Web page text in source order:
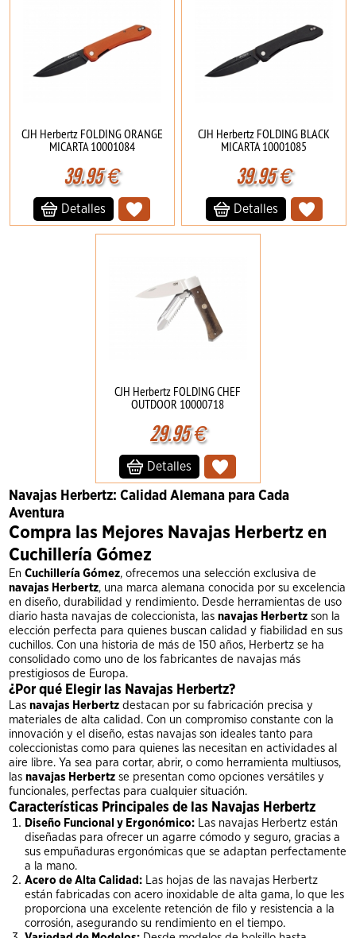
CJH Herbertz FOLDING ORANGE
MICARTA 10001084
39.95€
Detalles
CJH Herbertz FOLDING BLACK
MICARTA 10001085
39.95€
Detalles
CJH Herbertz FOLDING CHEF
OUTDOOR 10000718
29.95€
Detalles
Navajas Herbertz: Calidad Alemana para Cada
Aventura
Compra las Mejores Navajas Herbertz en
Cuchillería Gómez
EnCuchillería Gómez, ofrecemos una selección exclusiva de
navajas Herbertz, una marca alemana conocida por su excelencia
en diseño, durabilidad y rendimiento. Desde herramientas de uso
diario hasta navajas de coleccionista, lasnavajas Herbertz son la
elección perfecta para quienes buscan calidad y fiabilidad en sus
cuchillos. Con una historia de más de 150 años, Herbertz se ha
consolidado como uno de los fabricantes de navajas más
prestigiosos de Europa.
¿Por qué Elegir las Navajas Herbertz?
Lasnavajas Herbertz destacan por su fabricación precisa y
materiales de alta calidad. Con un compromiso constante con la
innovación y el diseño, estas navajas son ideales tanto para
coleccionistas como para quienes las necesitan en actividades al
aire libre. Ya sea para cortar, abrir, o como herramienta multiusos,
lasnavajas Herbertz se presentan como opciones versátiles y
funcionales, perfectas para cualquier situación.
Características Principales de las Navajas Herbertz
Diseño Funcional y Ergonómico: Las navajas Herbertz están
diseñadas para ofrecer un agarre cómodo y seguro, gracias a
sus empuñaduras ergonómicas que se adaptan perfectamente
a la mano.
Acero de Alta Calidad: Las hojas de las navajas Herbertz
están fabricadas con acero inoxidable de alta gama, lo que les
proporciona una excelente retención de filo y resistencia a la
corrosión, asegurando su rendimiento en el tiempo.